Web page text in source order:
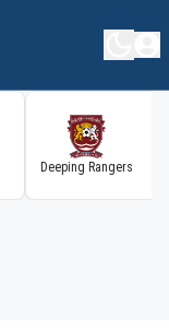
Deeping Rangers